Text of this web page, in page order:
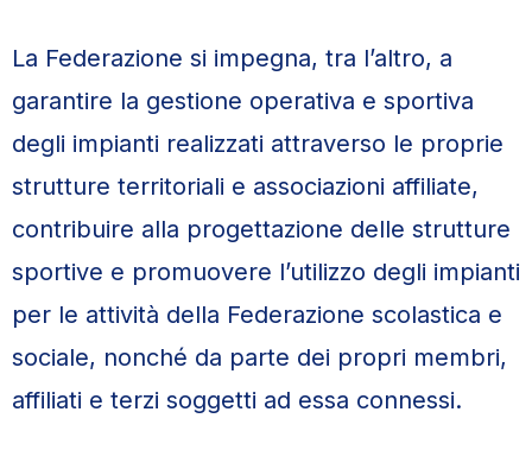
La Federazione si impegna, tra l’altro, a
garantire la gestione operativa e sportiva
degli impianti realizzati attraverso le proprie
strutture territoriali e associazioni affiliate,
contribuire alla progettazione delle strutture
sportive e promuovere l’utilizzo degli impianti
per le attività della Federazione scolastica e
sociale, nonché da parte dei propri membri,
affiliati e terzi soggetti ad essa connessi.